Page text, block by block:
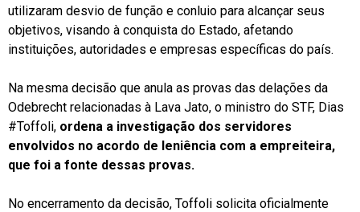
utilizaram desvio de função e conluio para alcançar seus
objetivos, visando à conquista do Estado, afetando
instituições, autoridades e empresas específicas do país.
Na mesma decisão que anula as provas das delações da
Odebrecht relacionadas à Lava Jato, o ministro do STF, Dias
#Toffoli, ordena a investigação dos servidores
envolvidos no acordo de leniência com a empreiteira,
que foi a fonte dessas provas.
No encerramento da decisão, Toffoli solicita oficialmente